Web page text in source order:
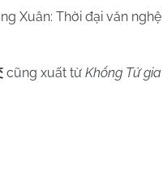
Xuân: Thời đại văn nghệ
cũng xuất từ Khổng Tử gia